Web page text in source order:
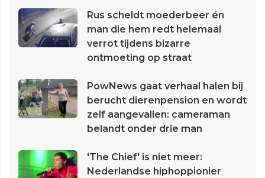
Rus scheldt moederbeer én
man die hem redt helemaal
verrot tijdens bizarre
ontmoeting op straat
PowNews gaat verhaal halen bij
berucht dierenpension en wordt
zelf aangevallen: cameraman
belandt onder drie man
'The Chief' is niet meer:
Nederlandse hiphoppionier